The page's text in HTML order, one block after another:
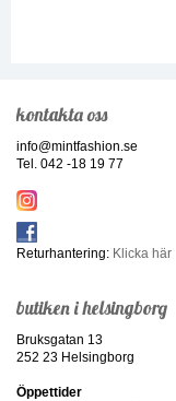
kontakta oss
info@mintfashion.se
Tel. 042 -18 19 77
Returhantering: Klicka här
butiken i helsingborg
Bruksgatan 13
252 23 Helsingborg
Öppettider